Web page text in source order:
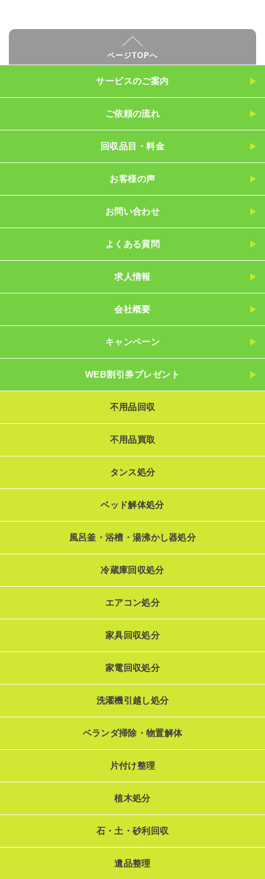
ページTOPへ
サービスのご案内
ご依頼の流れ
回収品目・料金
お客様の声
お問い合わせ
よくある質問
求人情報
会社概要
キャンペーン
WEB割引券プレゼント
不用品回収
不用品買取
タンス処分
ベッド解体処分
風呂釜・浴槽・湯沸かし器処分
冷蔵庫回収処分
エアコン処分
家具回収処分
家電回収処分
洗濯機引越し処分
ベランダ掃除・物置解体
片付け整理
植木処分
石・土・砂利回収
遺品整理